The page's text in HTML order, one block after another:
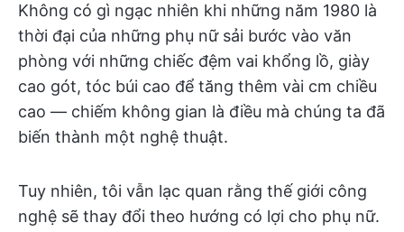
Không có gì ngạc nhiên khi những năm 1980 là
thời đại của những phụ nữ sải bước vào văn
phòng với những chiếc đệm vai khổng lồ, giày
cao gót, tóc búi cao để tăng thêm vài cm chiều
cao — chiếm không gian là điều mà chúng ta đã
biến thành một nghệ thuật.
Tuy nhiên, tôi vẫn lạc quan rằng thế giới công
nghệ sẽ thay đổi theo hướng có lợi cho phụ nữ.